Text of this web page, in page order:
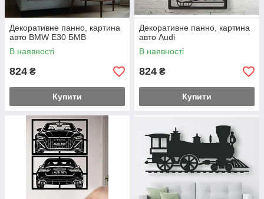
Декоративне панно, картина
авто BMW E30 БМВ
В наявності
824 ₴
Купити
Декоративне панно, картина
авто Audi
В наявності
824 ₴
Купити